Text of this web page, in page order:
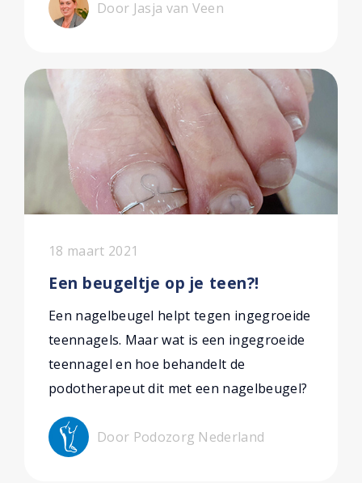
Door Jasja van Veen
18 maart 2021
Een beugeltje op je teen?!
Een nagelbeugel helpt tegen ingegroeide
teennagels. Maar wat is een ingegroeide
teennagel en hoe behandelt de
podotherapeut dit met een nagelbeugel?
Door Podozorg Nederland